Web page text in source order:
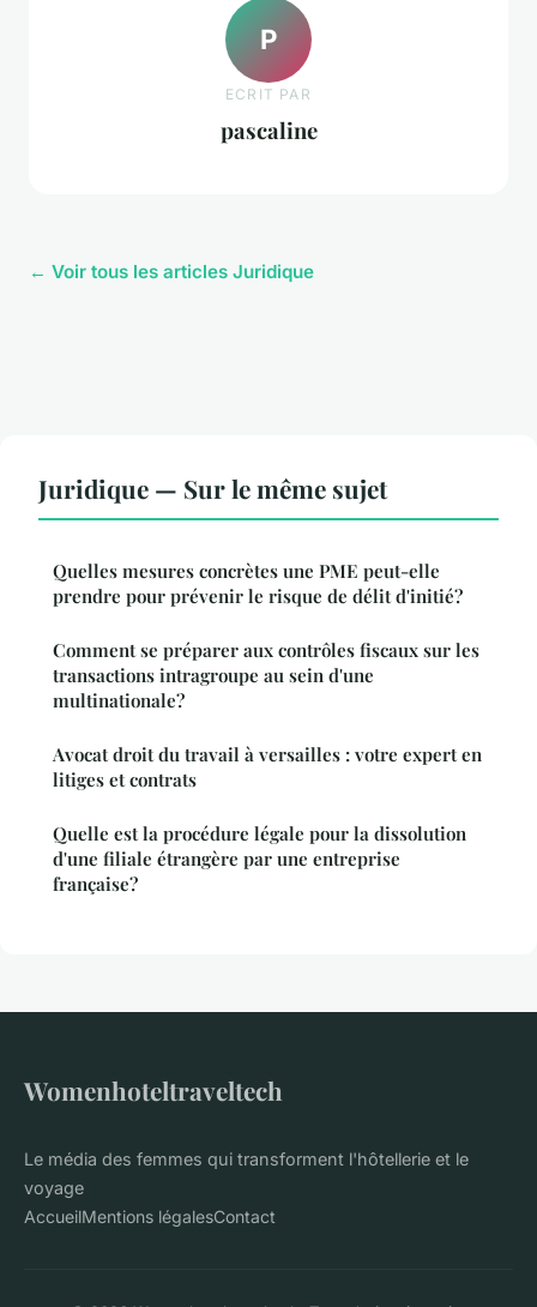
P
ECRIT PAR
pascaline
← Voir tous les articles Juridique
Juridique — Sur le même sujet
Quelles mesures concrètes une PME peut-elle
prendre pour prévenir le risque de délit d'initié?
Comment se préparer aux contrôles fiscaux sur les
transactions intragroupe au sein d'une
multinationale?
Avocat droit du travail à versailles : votre expert en
litiges et contrats
Quelle est la procédure légale pour la dissolution
d'une filiale étrangère par une entreprise
française?
Womenhoteltraveltech
Le média des femmes qui transforment l'hôtellerie et le
voyage
AccueilMentions légalesContact